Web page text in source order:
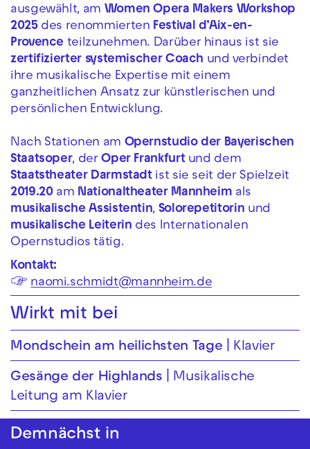
ausgewählt, am Women Opera Makers Workshop
2025des renommierten Festival d’Aix-en-
Provence teilzunehmen. Darüber hinaus ist sie
zertifizierter systemischer Coach und verbindet
ihre musikalische Expertise mit einem
ganzheitlichen Ansatz zur künstlerischen und
persönlichen Entwicklung.
Nach Stationen am Opernstudio der Bayerischen
Staatsoper, derOper Frankfurtund dem
Staatstheater Darmstadtist sie seit der Spielzeit
2019.20am Nationaltheater Mannheim als
musikalische Assistentin, Solorepetitorin und
musikalische Leiterin des Internationalen
Opernstudios tätig.
Kontakt:
☞ naomi.schmidt@mannheim.de
Wirkt mit bei
Mondschein am heilichsten Tage Klavier
Gesänge der Highlands
Musikalische
Leitung am Klavier
Demnächst in